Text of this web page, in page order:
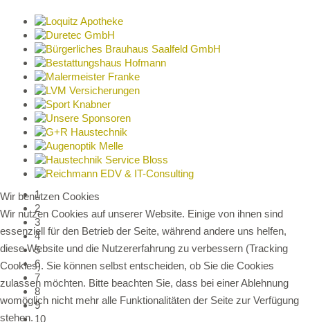
1
2
3
4
5
6
7
8
9
10
Wir benutzen Cookies
Wir nutzen Cookies auf unserer Website. Einige von ihnen sind
essenziell für den Betrieb der Seite, während andere uns helfen,
diese Website und die Nutzererfahrung zu verbessern (Tracking
Cookies). Sie können selbst entscheiden, ob Sie die Cookies
zulassen möchten. Bitte beachten Sie, dass bei einer Ablehnung
womöglich nicht mehr alle Funktionalitäten der Seite zur Verfügung
stehen.